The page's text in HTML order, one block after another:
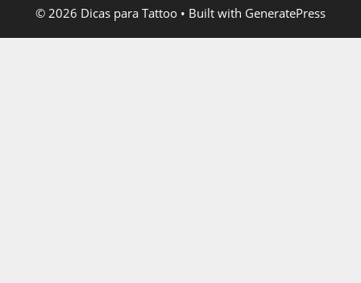
© 2026 Dicas para Tattoo • Built with GeneratePress